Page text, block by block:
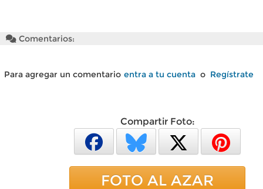
Comentarios:
Para agregar un comentario entra a tu cuenta o Regístrate
Compartir Foto:
FOTO AL AZAR